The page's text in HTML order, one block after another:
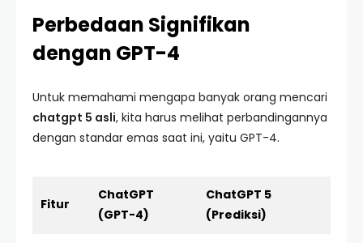
Perbedaan Signifikan
dengan GPT-4
Untuk memahami mengapa banyak orang mencari
chatgpt 5 asli, kita harus melihat perbandingannya
dengan standar emas saat ini, yaitu GPT-4.
Fitur
ChatGPT
(GPT-4)
ChatGPT 5
(Prediksi)